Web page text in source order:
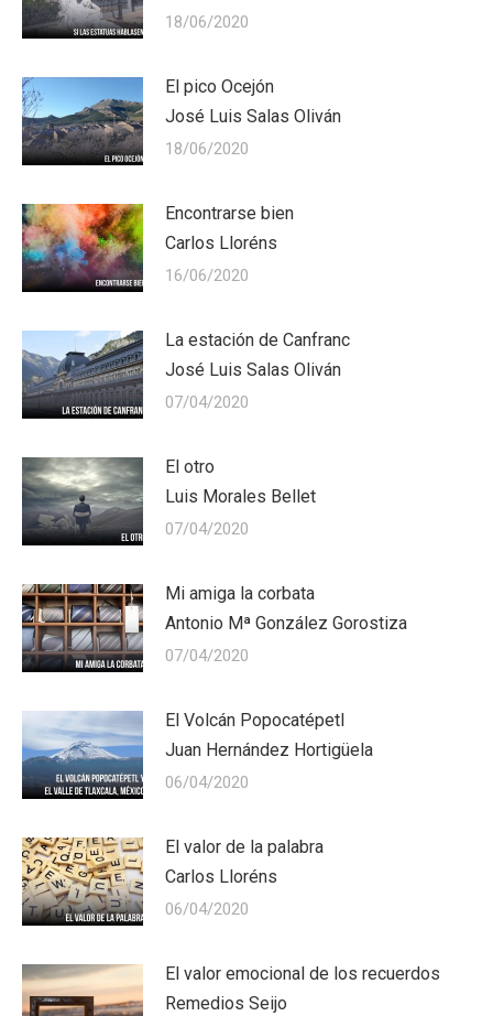
18/06/2020
El pico Ocejón
José Luis Salas Oliván
18/06/2020
Encontrarse bien
Carlos Lloréns
16/06/2020
La estación de Canfranc
José Luis Salas Oliván
07/04/2020
El otro
Luis Morales Bellet
07/04/2020
Mi amiga la corbata
Antonio Mª González Gorostiza
07/04/2020
El Volcán Popocatépetl
Juan Hernández Hortigüela
06/04/2020
El valor de la palabra
Carlos Lloréns
06/04/2020
El valor emocional de los recuerdos
Remedios Seijo